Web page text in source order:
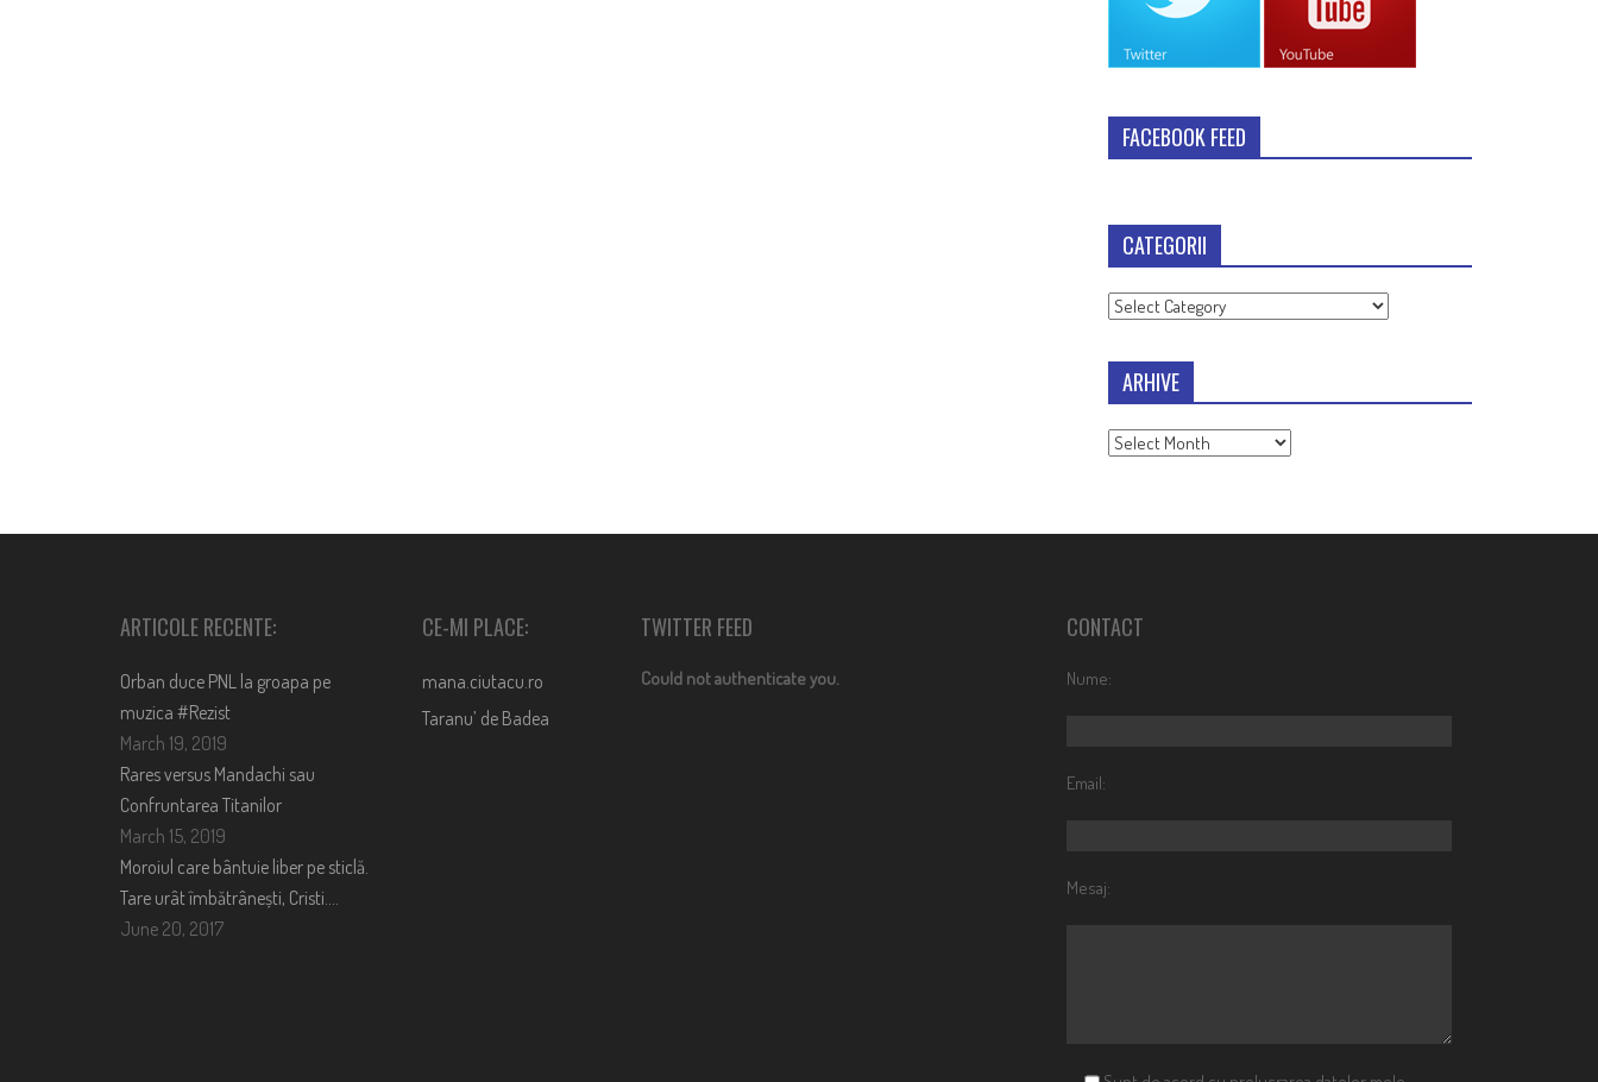
FACEBOOK FEED
CATEGORII
Categorii
ARHIVE
Arhive
ARTICOLE RECENTE:
Orban duce PNL la groapa pe
muzica #Rezist
March 19, 2019
Rares versus Mandachi sau
Confruntarea Titanilor
March 15, 2019
Moroiul care bântuie liber pe sticlă.
Tare urât îmbătrânești, Cristi….
June 20, 2017
CE-MI PLACE:
mana.ciutacu.ro
Taranu’ de Badea
TWITTER FEED
Could not authenticate you.
CONTACT
Nume:
Email:
Mesaj: